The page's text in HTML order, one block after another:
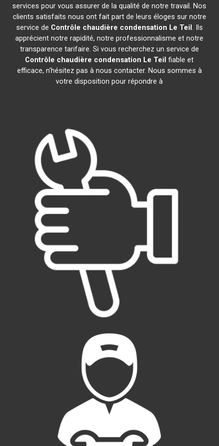
services pour vous assurer de la qualité de notre travail. Nos
clients satisfaits nous ont fait part de leurs éloges sur notre
service de Contrôle chaudière condensation Le Teil. Ils
apprécient notre rapidité, notre professionnalisme et notre
transparence tarifaire. Si vous recherchez un service de
Contrôle chaudière condensation Le Teil fiable et
efficace, n'hésitez pas à nous contacter. Nous sommes à
votre disposition pour répondre à